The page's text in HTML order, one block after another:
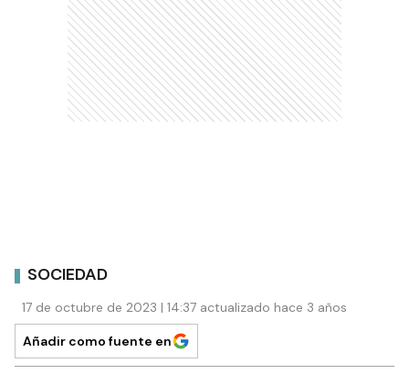
SOCIEDAD
17 de octubre de 2023 | 14:37 actualizado hace 3 años
Añadir como fuente en